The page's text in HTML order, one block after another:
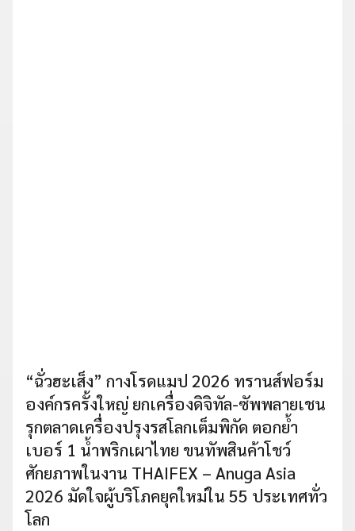
“ฉั่วฮะเส็ง” กางโรดแมป 2026 ทรานส์ฟอร์ม
องค์กรครั้งใหญ่ ยกเครื่องดิจิทัล-ซัพพลายเชน
รุกตลาดเครื่องปรุงรสโลกเต็มพิกัด ตอกย้ำ
เบอร์ 1 น้ำพริกเผาไทย ขนทัพสินค้าโชว์
ศักยภาพในงาน THAIFEX – Anuga Asia
2026 มัดใจผู้บริโภคยุคใหม่ใน 55 ประเทศทั่ว
โลก